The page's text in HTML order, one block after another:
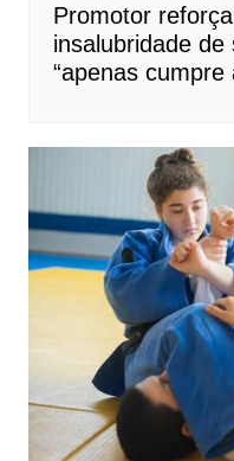
Promotor
insalubridade
“apenas cumpre